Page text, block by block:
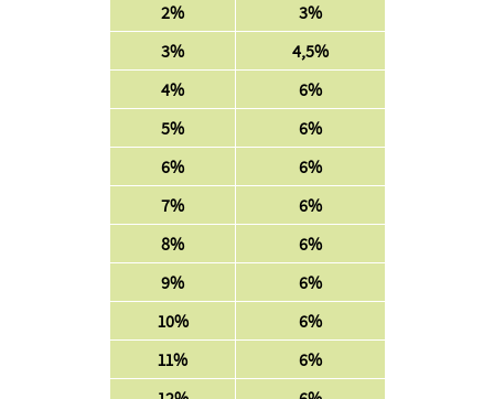
2%
3%
3%
4,5%
4%
6%
5%
6%
6%
6%
7%
6%
8%
6%
9%
6%
10%
6%
11%
6%